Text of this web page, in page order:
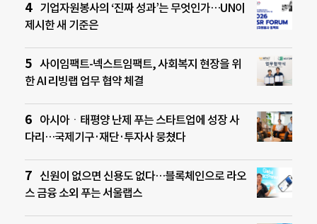
기업자원봉사의 ‘진짜 성과’는 무엇인가…UN이
제시한 새 기준은
사이임팩트-넥스트임팩트, 사회복지 현장을 위
한 AI 리빙랩 업무 협약 체결
아시아ㆍ태평양 난제 푸는 스타트업에 성장 사
다리…국제기구·재단·투자사 뭉쳤다
신원이 없으면 신용도 없다…블록체인으로 라오
스 금융 소외 푸는 서울랩스